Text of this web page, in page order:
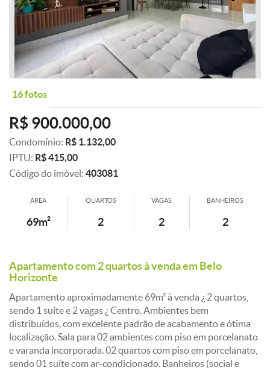
16 fotos
R$ 900.000,00
Condomínio: R$ 1.132,00
IPTU: R$ 415,00
Código do imóvel: 403081
ÁREA
69m²
QUARTOS
2
VAGAS
2
BANHEIROS
2
Apartamento com 2 quartos à venda em Belo
Horizonte
Apartamento aproximadamente 69m² à venda ¿ 2 quartos,
sendo 1 suíte e 2 vagas ¿ Centro. Ambientes bem
distribuídos, com excelente padrão de acabamento e ótima
localização. Sala para 02 ambientes com piso em porcelanato
e varanda incorporada. 02 quartos com piso em porcelanato,
sendo 01 suíte com ar-condicionado. Banheiros (social e